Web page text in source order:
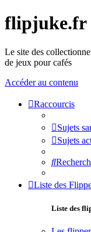
flipjuke.fr
Le site des
de jeux pour cafés
Accéder au contenu
Raccourcis
Sujets
Sujets
Liste des
Liste des